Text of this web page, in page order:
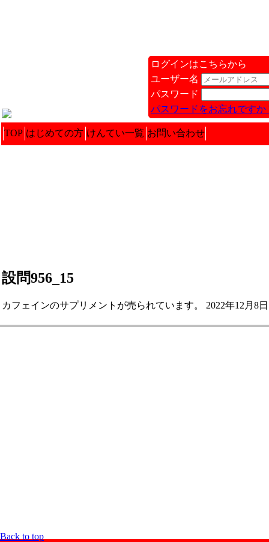
ログインはこちらから
ユーザー名
パスワード
パスワードをお忘れですか
TOP はじめての方 けんてい一覧 お問い合わせ
設問956_15
カフェインのサプリメントが売られています。 2022年12月8日
Back to top